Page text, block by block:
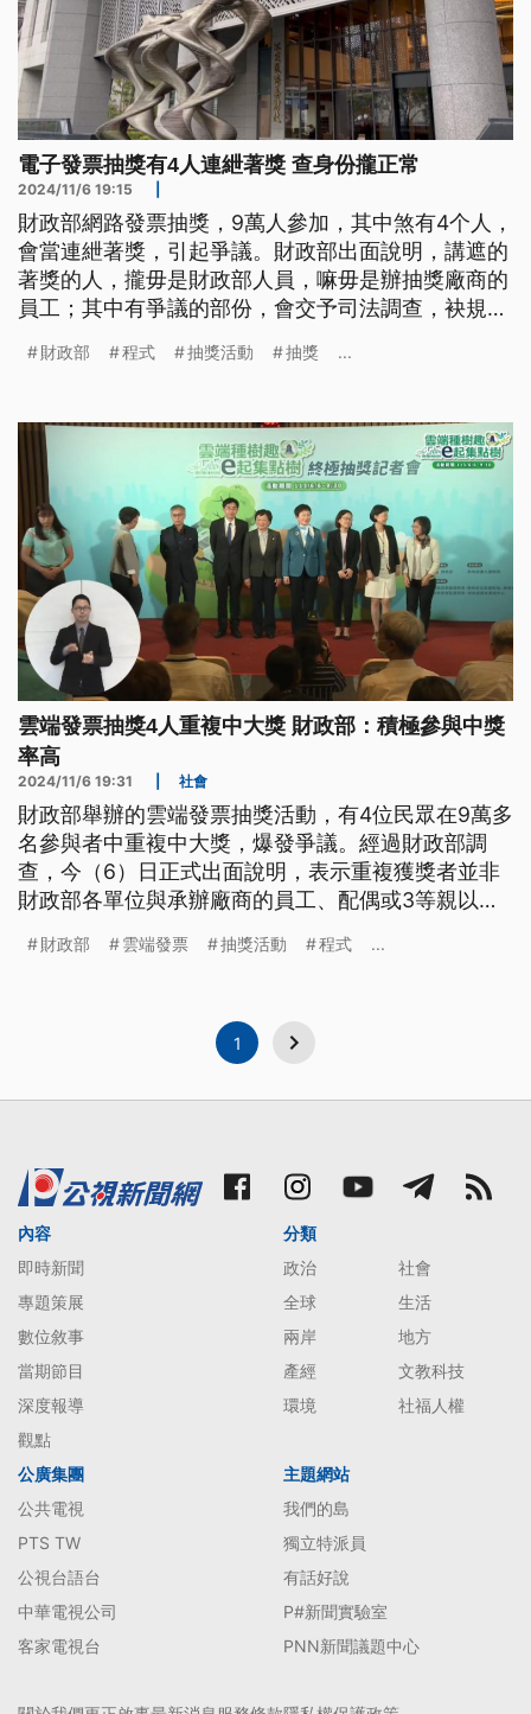
電子發票抽獎有4人連紲著獎 查身份攏正常
2024/11/6 19:15
財政部網路發票抽獎，9萬人參加，其中煞有4个人，
會當連紲著獎，引起爭議。財政部出面說明，講遮的
著獎的人，攏毋是財政部人員，嘛毋是辦抽獎廠商的
員工；其中有爭議的部份，會交予司法調查，袂規畫
財政部 程式 抽獎活動 抽獎 ...
雲端發票抽獎4人重複中大獎 財政部：積極參與中獎
率高
2024/11/6 19:31 社會
財政部舉辦的雲端發票抽獎活動，有4位民眾在9萬多
名參與者中重複中大獎，爆發爭議。經過財政部調
查，今（6）日正式出面說明，表示重複獲獎者並非
財政部各單位與承辦廠商的員工、配偶或3等親以內
與者的中獎機率，與一般隨機抽獎不同，是否逾越活
財政部 雲端發票 抽獎活動 程式 ...
1
內容
即時新聞
專題策展
數位敘事
當期節目
深度報導
觀點
分類
政治
社會
全球
生活
兩岸
地方
產經
文教科技
環境
社福人權
公廣集團
公共電視
PTS TW
公視台語台
中華電視公司
客家電視台
主題網站
我們的島
獨立特派員
有話好說
P#新聞實驗室
PNN新聞議題中心